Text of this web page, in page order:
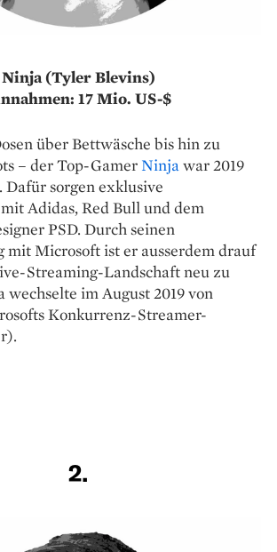
Ninja(Tyler Blevins)
17 Mio. US-$
über Bettwäsche bis hin zu
– der Top-Gamer Ninjawar 2019
sorgen exklusive
Adidas, Red Bull und dem
PSD. Durch seinen
mit Microsoft ist er ausserdem drauf
Streaming-Landschaft neu zu
wechselte im August 2019 von
Konkurrenz-Streamer-
2.